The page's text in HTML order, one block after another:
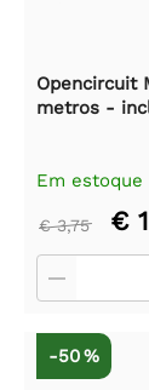
Opencircuit
metros -
Em estoque
€ 3,75 €
-50 %